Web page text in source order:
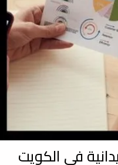
في الكويت